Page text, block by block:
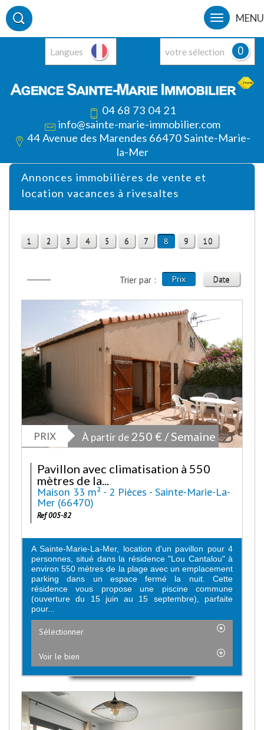
Langues votre sélection 0
04 68 73 04 21
info@sainte-marie-immobilier.com
44 Avenue des Marendes 66470 Sainte-Marie-
la-Mer
MENU
Annonces immobilières de vente et
location vacances à rivesaltes
1 2 3 4 5 6 7 8 9 10
Trier par : Prix Date
PRIX À partir de 250 € / Semaine
Pavillon avec climatisation à 550
mètres de la...
Maison 33 m² - 2 Pièces - Sainte-Marie-La-
Mer (66470)
Ref 005-82
A Sainte-Marie-La-Mer, location d'un pavillon pour 4
personnes, situé dans la résidence "Lou Cantalou" à
environ 550 mètres de la plage avec un emplacement
parking dans un espace fermé la nuit. Cette
résidence vous propose une piscine commune
(ouverture du 15 juin au 15 septembre), parfaite
pour...
Sélectionner
Voir le bien